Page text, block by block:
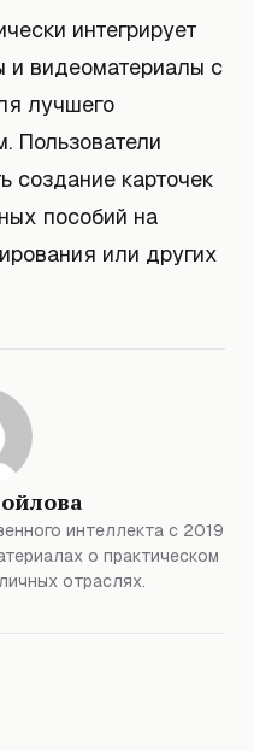
интегрирует
и видеоматериалы с
лучшего
Пользователи
создание карточек
пособий на
или других
интеллекта с 2019
о практическом
отраслях.